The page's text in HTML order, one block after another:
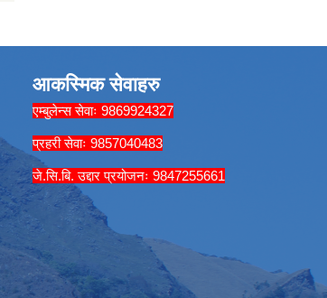
आकस्मिक सेवाहरु
एम्बुलेन्स सेवाः 9869924327
प्रहरी सेवाः 9857040483
जे.सि.बि. उद्दार प्रयोजनः 9847255661